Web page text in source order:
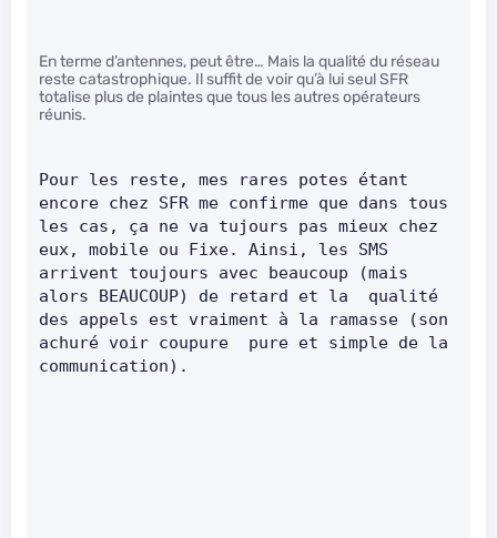
En terme d’antennes, peut être… Mais la qualité du réseau
reste catastrophique. Il suffit de voir qu’à lui seul SFR
totalise plus de plaintes que tous les autres opérateurs
réunis.
Pour les reste, mes rares potes étant
encore chez SFR me confirme que dans tous
les cas, ça ne va tujours pas mieux chez
eux, mobile ou Fixe. Ainsi, les SMS
arrivent toujours avec beaucoup (mais
alors BEAUCOUP) de retard et la  qualité
des appels est vraiment à la ramasse (son
achuré voir coupure  pure et simple de la
communication).